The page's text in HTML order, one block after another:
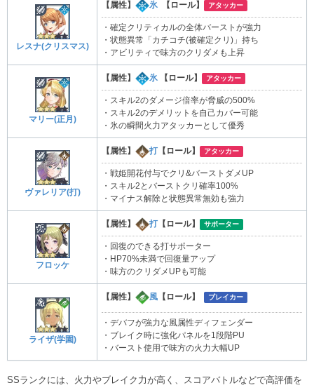
レスナ(クリスマス)
【属性】 氷 【ロール】 アタッカー
・確定クリティカルの全体バーストが強力
・状態異常「カチコチ(被確定クリ)」持ち
・アビリティで味方のクリダメも上昇
マリー(正月)
【属性】 氷 【ロール】 アタッカー
・スキル2のダメージ倍率が脅威の500%
・スキル2のデメリットを自己カバー可能
・氷の瞬間火力アタッカーとして優秀
ヴァレリア(打)
【属性】 打 【ロール】 アタッカー
・戦姫開花付与でクリ&バーストダメUP
・スキル2とバーストクリ確率100%
・マイナス解除と状態異常無効も強力
フロッケ
【属性】 打 【ロール】 サポーター
・回復のできる打サポーター
・HP70%未満で回復量アップ
・味方のクリダメUPも可能
ライザ(学園)
【属性】 風 【ロール】 ブレイカー
・デバフが強力な風属性ディフェンダー
・ブレイク時に強化パネルを1段階PU
・バースト使用で味方の火力大幅UP
SSランクには、火力やブレイク力が高く、スコアバトルなどで高評価を